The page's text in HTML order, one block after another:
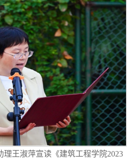
理王淑萍宣读《建筑工程学院2023